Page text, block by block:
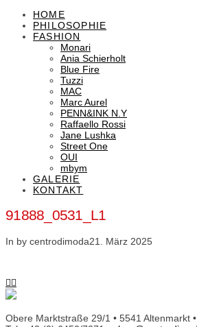
HOME
PHILOSOPHIE
FASHION
Monari
Ania Schierholt
Blue Fire
Tuzzi
MAC
Marc Aurel
PENN&INK N.Y
Raffaello Rossi
Jane Lushka
Street One
OUI
mbym
GALERIE
KONTAKT
91888_0531_L1
In by centrodimoda21. März 2025
Obere Marktstraße 29/1 • 5541 Altenmarkt